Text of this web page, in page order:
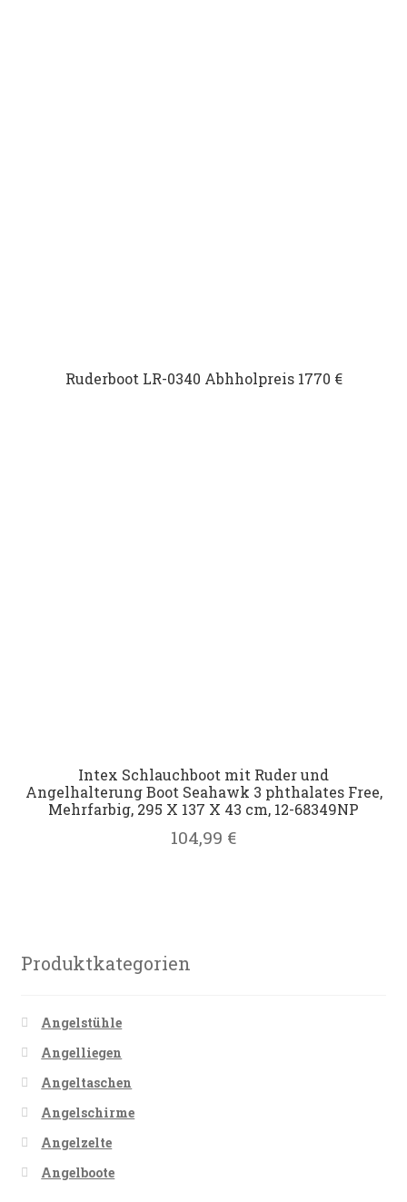
Ruderboot LR-0340 Abhholpreis 1770 €
Intex Schlauchboot mit Ruder und
Angelhalterung Boot Seahawk 3 phthalates Free,
Mehrfarbig, 295 X 137 X 43 cm, 12-68349NP
104,99 €
Produktkategorien
Angelstühle
Angelliegen
Angeltaschen
Angelschirme
Angelzelte
Angelboote